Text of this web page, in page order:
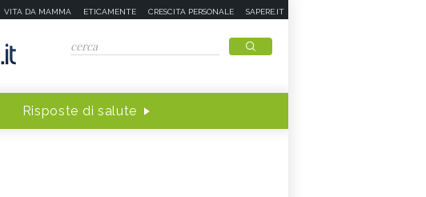
VITA DA MAMMA ETICAMENTE CRESCITA PERSONALE SAPERE.IT
Risposte di salute